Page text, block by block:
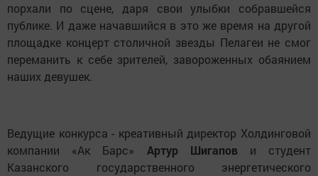
порхали по сцене, даря свои улыбки собравшейся
публике. И даже начавшийся в это же время на другой
площадке концерт столичной звезды Пелагеи не смог
переманить к себе зрителей, завороженных обаянием
наших девушек.
Ведущие конкурса - креативный директор Холдинговой
компании «Ак Барс» Артур Шигапови студент
Казанского государственного энергетического